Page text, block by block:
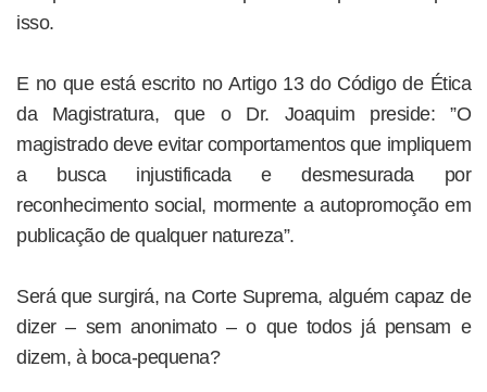
isso.
E no que está escrito no Artigo 13 do Código de Ética
da Magistratura, que o Dr. Joaquim preside: ”O
magistrado deve evitar comportamentos que impliquem
a busca injustificada e desmesurada por
reconhecimento social, mormente a autopromoção em
publicação de qualquer natureza”.
Será que surgirá, na Corte Suprema, alguém capaz de
dizer – sem anonimato – o que todos já pensam e
dizem, à boca-pequena?